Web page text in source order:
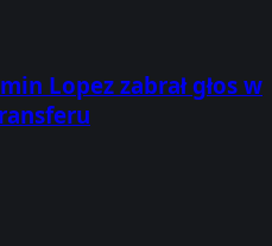
Lopez zabrał głos w